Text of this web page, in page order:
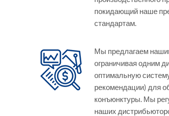
покидающий наше
стандартам.
Мы предлагаем
ограничивая одним
оптимальную
рекомендации) для
конъюнктуры. Мы
наших